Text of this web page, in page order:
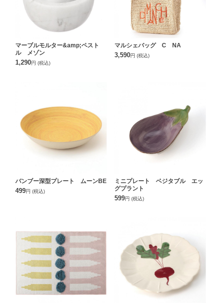
マーブルモルター&amp;ペスト
ル メゾン
1,290円 (税込)
マルシェバッグ C NA
3,590円 (税込)
バンブー深型プレート ムーンBE
499円 (税込)
ミニプレート ベジタブル エッ
グプラント
599円 (税込)